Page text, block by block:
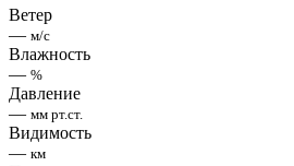
Ветер
— м/с
Влажность
— %
Давление
— мм рт.ст.
Видимость
— км